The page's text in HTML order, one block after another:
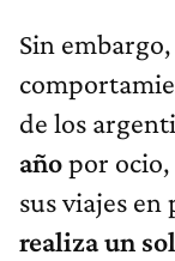
Sin
de los
añopor
sus viajes en
realiza un